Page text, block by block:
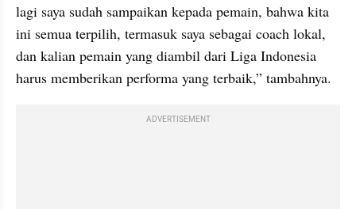
lagi saya sudah sampaikan kepada pemain, bahwa kita
ini semua terpilih, termasuk saya sebagai coach lokal,
dan kalian pemain yang diambil dari Liga Indonesia
harus memberikan performa yang terbaik,” tambahnya.
ADVERTISEMENT